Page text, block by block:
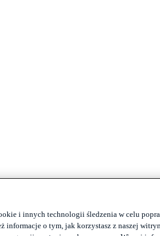
i innych technologii śledzenia w celu
informacje o tym, jak korzystasz z naszej